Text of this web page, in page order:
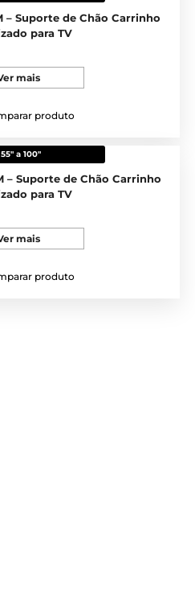
– Suporte de Chão Carrinho
para TV
mais
produto
55" a 100"
– Suporte de Chão Carrinho
para TV
mais
produto